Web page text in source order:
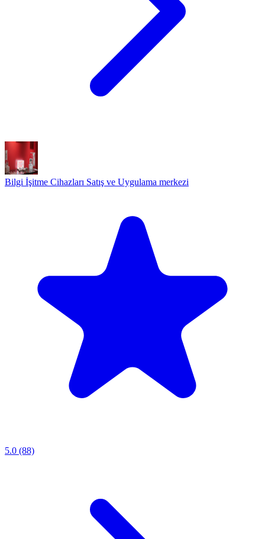
Bilgi İşitme Cihazları Satış ve Uygulama merkezi
5.0 (88)